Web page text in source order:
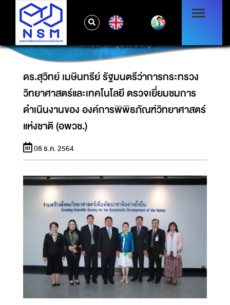
ดร.สุวิทย์ เมษินทรีย์ รัฐมนตรีว่าการกระทรวง
วิทยาศาสตร์และเทคโนโลยี ตรวจเยี่ยมชมการ
ดำเนินงานของ องค์การพิพิธภัณฑ์วิทยาศาสตร์
แห่งชาติ (อพวช.)
ดร.สุวิทย์ เมษินทรีย์ รัฐมนตรีว่าการกระทรวง
วิทยาศาสตร์และเทคโนโลยี ตรวจเยี่ยมชมการ
ดำเนินงานของ องค์การพิพิธภัณฑ์วิทยาศาสตร์
แห่งชาติ (อพวช.)
08 ธ.ค. 2564